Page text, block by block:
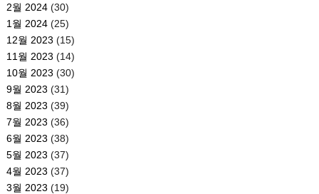
2월 2024(30)
1월 2024(25)
12월 2023 (15)
11월 2023 (14)
10월 2023 (30)
9월 2023 (31)
8월 2023 (39)
7월 2023 (36)
6월 2023 (38)
5월 2023 (37)
4월 2023 (37)
3월 2023 (19)